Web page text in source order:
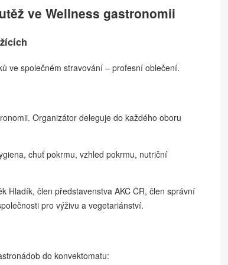
ve Wellness gastronomii
ve společném stravování – profesní oblečení.
Organizátor deleguje do každého oboru
chuť pokrmu, vzhled pokrmu, nutriční
Hladík, člen představenstva AKC ČR, člen správní
pro výživu a vegetariánství.
do konvektomatu: